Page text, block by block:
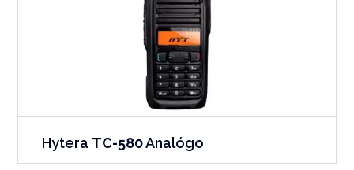
Hytera TC-580Analógo